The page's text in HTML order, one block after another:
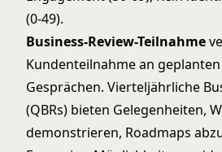
(0-49).
Business-Review-Teilnahme
Kundenteilnahme an
Gesprächen. Vierteljährliche
(QBRs) bieten Gelegenheiten,
demonstrieren, Roadmaps